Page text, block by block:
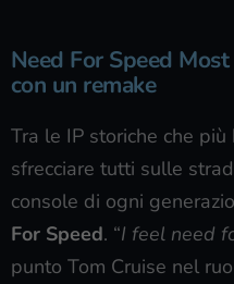
Need For Speed
con un remake
Tra le IP storiche che
sfrecciare tutti sulle
console di ogni
For Speed. “I feel need
punto Tom Cruise nel